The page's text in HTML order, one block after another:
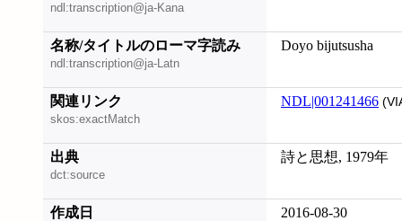
ndl:transcription@ja-Kana
名称/タイトルのローマ字読み
ndl:transcription@ja-Latn
Doyo bijutsusha
関連リンク
skos:exactMatch
NDL|001241466
出典
dct:source
詩と思想, 1979年
作成日 2016-08-30